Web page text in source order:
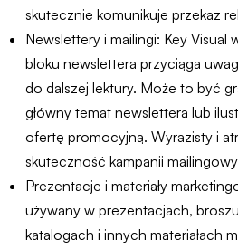
skutecznie komunikuje przekaz
Newslettery i mailingi: Key Visual
bloku newslettera przyciąga
do dalszej lektury. Może to być
główny temat newslettera lub
ofertę promocyjną. Wyrazisty i
skuteczność kampanii
Prezentacje i materiały
używany w prezentacjach,
katalogach i innych materiałach